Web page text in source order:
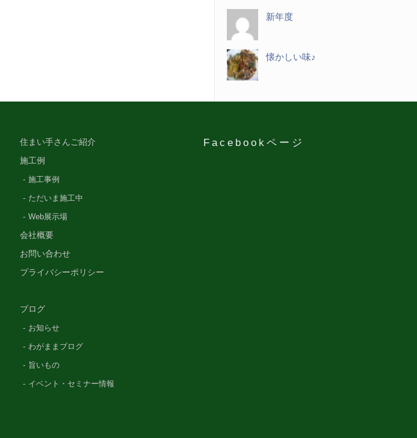
新年度
懐かしい味♪
住まい手さんご紹介
施工例
施工事例
ただいま施工中
Web展示場
会社概要
お問い合わせ
プライバシーポリシー
ブログ
お知らせ
わがままブログ
旨いもの
イベント・セミナー情報
Facebookページ